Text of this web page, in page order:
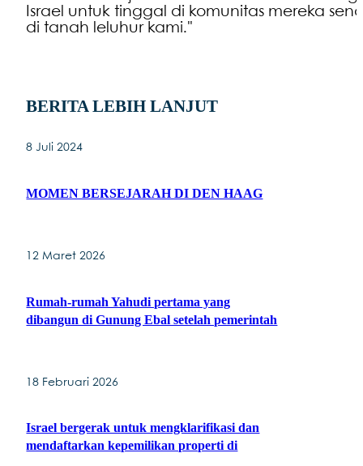
Israel untuk tinggal di komunitas mereka
di tanah leluhur kami."
BERITA LEBIH LANJUT
8 Juli 2024
MOMEN BERSEJARAH DI DEN HAAG
12 Maret 2026
Rumah-rumah Yahudi pertama yang
dibangun di Gunung Ebal setelah pemerintah
18 Februari 2026
Israel bergerak untuk mengklarifikasi dan
mendaftarkan kepemilikan properti di